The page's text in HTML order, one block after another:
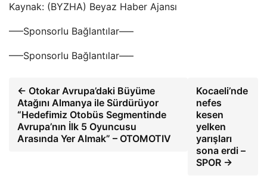
Kaynak: (BYZHA) Beyaz Haber Ajansı
—–Sponsorlu Bağlantılar—–
—–Sponsorlu Bağlantılar—–
← Otokar Avrupa’daki Büyüme
Atağını Almanya ile Sürdürüyor
“Hedefimiz Otobüs Segmentinde
Avrupa’nın İlk 5 Oyuncusu
Arasında Yer Almak” – OTOMOTIV
Kocaeli’nde
nefes
kesen
yelken
yarışları
sona erdi –
SPOR →